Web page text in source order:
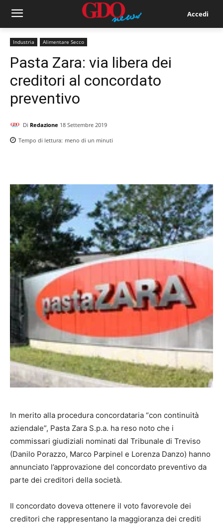
Accedi
Industria Alimentare Secco
Pasta Zara: via libera dei
creditori al concordato
preventivo
Di Redazione 18 Settembre 2019
Tempo di lettura: meno di un minuti
In merito alla procedura concordataria “con continuità
aziendale”, Pasta Zara S.p.a. ha reso noto che i
commissari giudiziali nominati dal Tribunale di Treviso
(Danilo Porazzo, Marco Parpinel e Lorenza Danzo) hanno
annunciato l’approvazione del concordato preventivo da
parte dei creditori della società.
Il concordato doveva ottenere il voto favorevole dei
creditori che rappresentano la maggioranza dei crediti